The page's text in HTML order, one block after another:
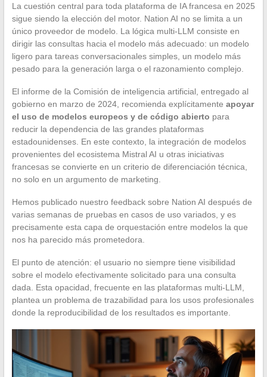
La cuestión central para toda plataforma de IA francesa en 2025
sigue siendo la elección del motor. Nation AI no se limita a un
único proveedor de modelo. La lógica multi-LLM consiste en
dirigir las consultas hacia el modelo más adecuado: un modelo
ligero para tareas conversacionales simples, un modelo más
pesado para la generación larga o el razonamiento complejo.
El informe de la Comisión de inteligencia artificial, entregado al
gobierno en marzo de 2024, recomienda explícitamente apoyar
el uso de modelos europeos y de código abierto para
reducir la dependencia de las grandes plataformas
estadounidenses. En este contexto, la integración de modelos
provenientes del ecosistema Mistral AI u otras iniciativas
francesas se convierte en un criterio de diferenciación técnica,
no solo en un argumento de marketing.
Hemos publicado nuestro feedback sobre Nation AI después de
varias semanas de pruebas en casos de uso variados, y es
precisamente esta capa de orquestación entre modelos la que
nos ha parecido más prometedora.
El punto de atención: el usuario no siempre tiene visibilidad
sobre el modelo efectivamente solicitado para una consulta
dada. Esta opacidad, frecuente en las plataformas multi-LLM,
plantea un problema de trazabilidad para los usos profesionales
donde la reproducibilidad de los resultados es importante.